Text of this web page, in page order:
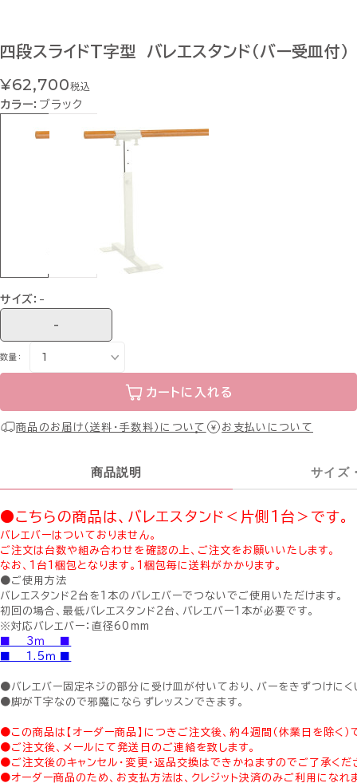
四段スライドT字型 バレエスタンド（バー受皿付）
¥62,700税込
カラー： ブラック
サイズ： -
-
数量：
カートに入れる
商品のお届け（送料・手数料）について お支払いについて
商品説明 サイズ
●こちらの商品は、バレエスタンド＜片側1台＞です。
バレエバーはついておりません。
ご注文は台数や組み合わせを確認の上、ご注文をお願いいたします。
なお、1台1梱包となります。1梱包毎に送料がかかります。
●ご使用方法
バレエスタンド2台を1本のバレエバーでつないでご使用いただけます。
初回の場合、最低バレエスタンド2台、バレエバー1本が必要です。
※対応バレエバー：直径60mm
■ 3ｍ ■
■ 1.5ｍ ■
●バレエバー固定ネジの部分に受け皿が付いており、バーをきずつけにく
●脚がT字なので邪魔にならずレッスンできます。
●この商品は【オーダー商品】につきご注文後、約4週間（休業日を除く）
●ご注文後、メールにて発送日のご連絡を致します。
●ご注文後のキャンセル・変更・返品交換はできかねますのでご了承くだ
●オーダー商品のため、お支払方法は、クレジット決済のみご利用になれ